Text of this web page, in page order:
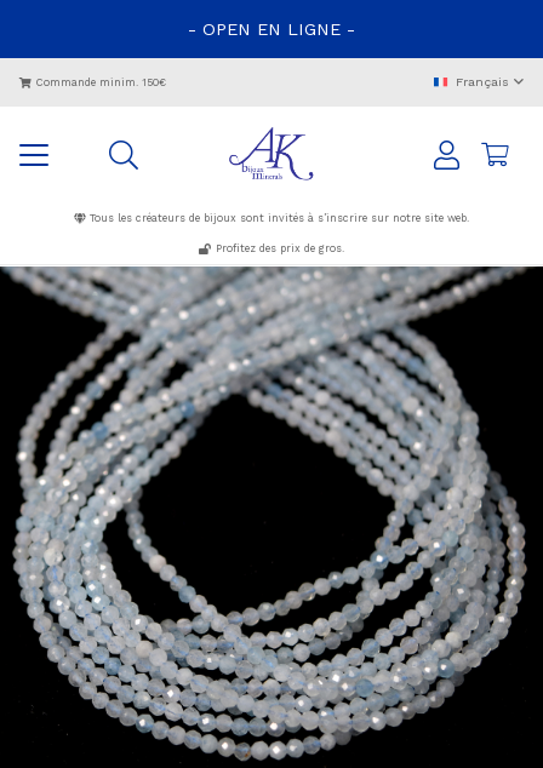
- OPEN EN LIGNE -
Commande minim. 150€ Français
Tous les créateurs de bijoux sont invités à s’inscrire sur notre site web.
Profitez des prix de gros.